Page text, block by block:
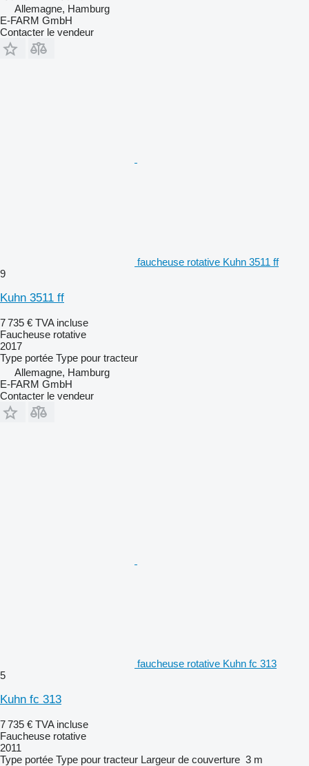
Allemagne, Hamburg
E-FARM GmbH
Contacter le vendeur
faucheuse rotative Kuhn 3511 ff
9
Kuhn 3511 ff
7 735 € TVA incluse
Faucheuse rotative
2017
Type portée Type pour tracteur
Allemagne, Hamburg
E-FARM GmbH
Contacter le vendeur
faucheuse rotative Kuhn fc 313
5
Kuhn fc 313
7 735 € TVA incluse
Faucheuse rotative
2011
Type portée Type pour tracteur Largeur de couverture 3 m